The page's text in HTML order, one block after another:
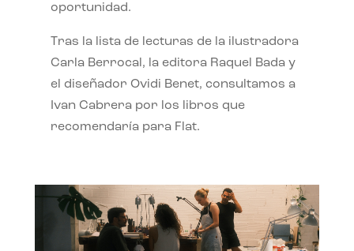
oportunidad.
Tras la lista de lecturas de la ilustradora
Carla Berrocal, la editora Raquel Bada y
el diseñador Ovidi Benet, consultamos a
Ivan Cabrera por los libros que
recomendaría para Flat.